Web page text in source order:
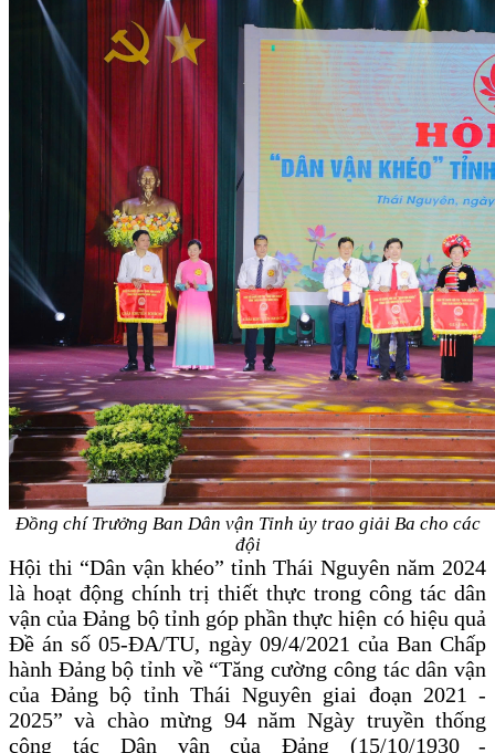
Đồng chí Trưởng Ban Dân vận Tỉnh ủy trao giải Ba cho các
đội
Hội thi “Dân vận khéo” tỉnh Thái Nguyên năm 2024
là hoạt động chính trị thiết thực trong công tác dân
vận của Đảng bộ tỉnh góp phần thực hiện có hiệu quả
Đề án số 05-ĐA/TU, ngày 09/4/2021 của Ban Chấp
hành Đảng bộ tỉnh về “Tăng cường công tác dân vận
của Đảng bộ tỉnh Thái Nguyên giai đoạn 2021 -
2025” và chào mừng 94 năm Ngày truyền thống
công tác Dân vận của Đảng (15/10/1930
-